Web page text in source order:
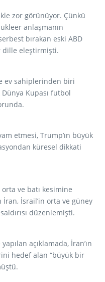
zor görünüyor. Çünkü
anlaşmanın
bırakan eski ABD
dille eleştirmişti.
ev sahiplerinden biri
Kupası futbol
etmesi, Trump’ın büyük
küresel dikkati
ve batı kesimine
İran, İsrail’in orta ve güney
düzenlemişti.
açıklamada, İran’ın
hedef alan “büyük bir